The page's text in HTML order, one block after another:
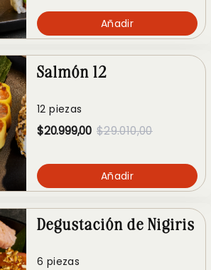
Añadir
Salmón 12
12 piezas
$20.999,00 $29.010,00
Añadir
Degustación de Nigiris
6 piezas